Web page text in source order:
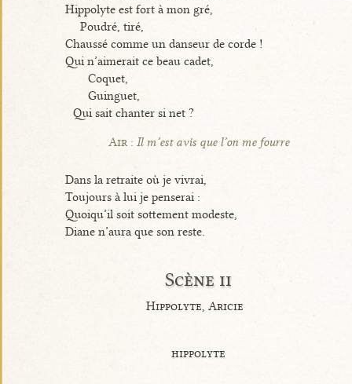
Hippolyte est fort à mon gré,
Poudré, tiré,
Chaussé comme un danseur de corde !
Qui n’aimerait ce beau cadet,
Coquet,
Guinguet,
Qui sait chanter si net ?
Air : Il m’est avis que l’on me fourre
Dans la retraite où je vivrai,
Toujours à lui je penserai :
Quoiqu’il soit sottement modeste,
Diane n’aura que son reste.
Scène ii
Hippolyte, Aricie
hippolyte